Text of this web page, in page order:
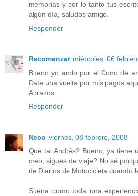
memorias y por lo tanto tus
algún día, saludos amigo.
Responder
Recomenzar miércoles, 06
Bueno yo ando por el Cono de
Date una vuelta por mis pagos
Abrazos
Responder
Neco viernes, 08 febrero, 2008
Que tal Andrés? Bueno, ya tiene
creo, sigues de viaje? No sé
de Diarios de Motocicleta cuando
Suena como toda una